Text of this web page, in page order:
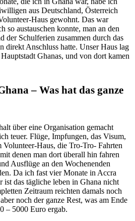
aus Deutschland, Österreich
Haus gewohnt. Das war
so austauschen konnte, man an den
der Schulferien zusammen durch das
direkt Anschluss hatte. Unser Haus lag
Ghanas, und von dort kamen
– Was hat das ganze
über eine Organisation gemacht
teuer. Flüge, Impfungen, das Visum,
Volunteer-Haus, die Tro-Tro- Fahrten
denen man dort überall hin fahren
Ausflüge an den Wochenenden
Da ich fast vier Monate in Accra
ist das tägliche leben in Ghana nicht
Zeitraum reichten damals noch
noch der ganze Rest, was am Ende
– 5000 Euro ergab.